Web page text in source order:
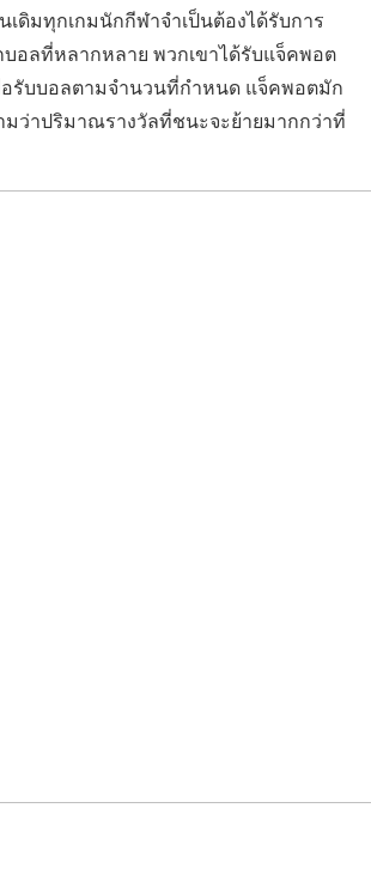
เดิมทุกเกมนักกีฬาจำเป็นต้องได้รับการ
อลที่หลากหลาย พวกเขาได้รับแจ็คพอต
อรับบอลตามจำนวนที่กำหนด แจ็คพอตมัก
มว่าปริมาณรางวัลที่ชนะจะย้ายมากกว่าที่